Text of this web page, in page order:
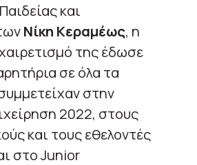
και
Νίκη Κεραμέως, η
της έδωσε
σε όλα τα
στην
2022, στους
και τους εθελοντές
στο Junior